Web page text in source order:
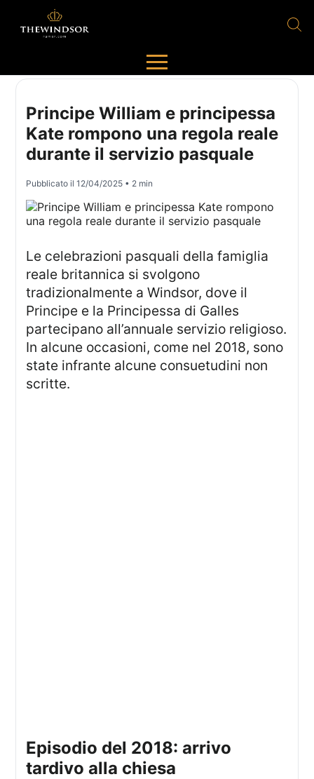
Principe William e principessa
Kate rompono una regola reale
durante il servizio pasquale
Pubblicato il12/04/2025 • 2 min
Le celebrazioni pasquali della famiglia
reale britannica si svolgono
tradizionalmente a Windsor, dove il
Principe e la Principessa di Galles
partecipano all’annuale servizio religioso.
In alcune occasioni, come nel 2018, sono
state infrante alcune consuetudini non
scritte.
episodio del 2018: arrivo
tardivo alla chiesa